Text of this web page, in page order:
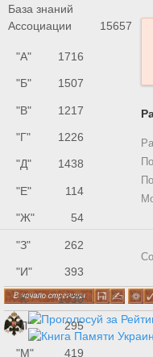
База знаний
Ассоциации
15657
"А" 1716
"Б" 1507
"В" 1217
"Г" 1226
"Д" 1438
"Е" 114
"Ж" 54
"З" 262
"И" 393
"К" 1030
"Л" 295
"М" 419